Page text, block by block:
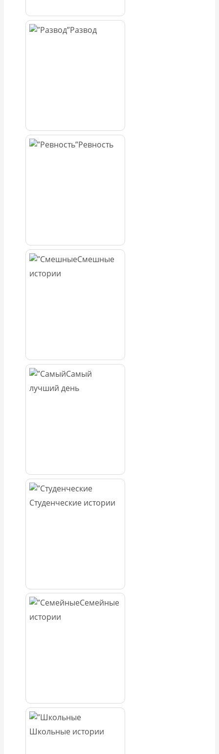
Развод
Ревность
Смешные
истории
Самый
лучший день
Студенческие истории
Семейные
истории
Школьные истории